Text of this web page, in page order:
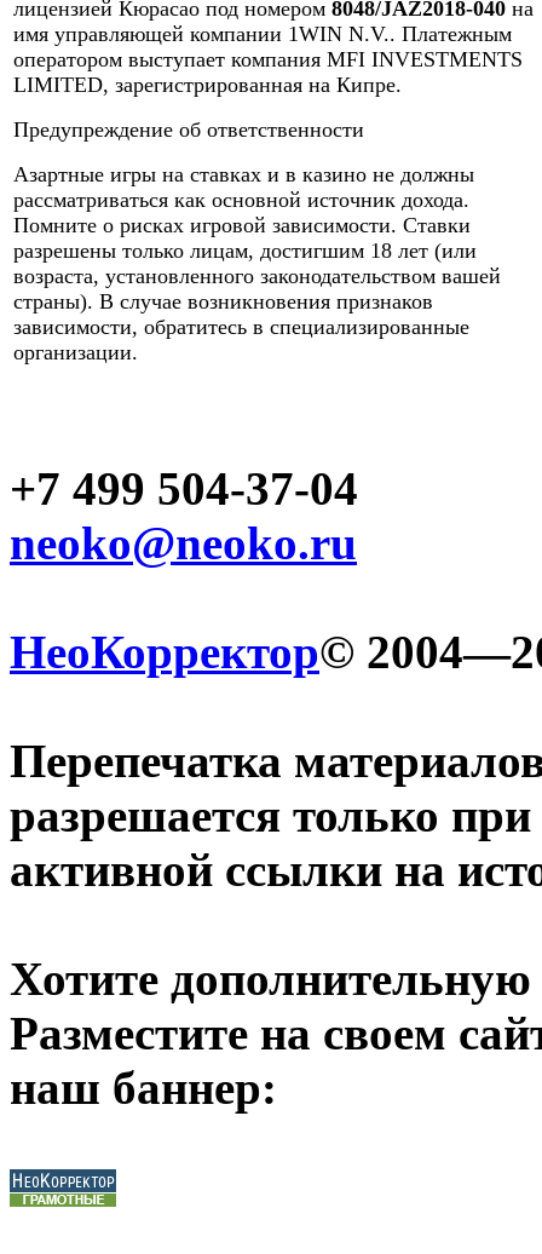
лицензией Кюрасао под номером 8048/JAZ2018-040 на
имя управляющей компании 1WIN N.V.. Платежным
оператором выступает компания MFI INVESTMENTS
LIMITED, зарегистрированная на Кипре.
Предупреждение об ответственности
Азартные игры на ставках и в казино не должны
рассматриваться как основной источник дохода.
Помните о рисках игровой зависимости. Ставки
разрешены только лицам, достигшим 18 лет (или
возраста, установленного законодательством вашей
страны). В случае возникновения признаков
зависимости, обратитесь в специализированные
организации.
+7 499 504-37-04
neoko@neoko.ru
НеоКорректор©
Перепечатка
разрешается только
активной ссылки на
Хотите дополнительную
Разместите на своем
наш баннер: